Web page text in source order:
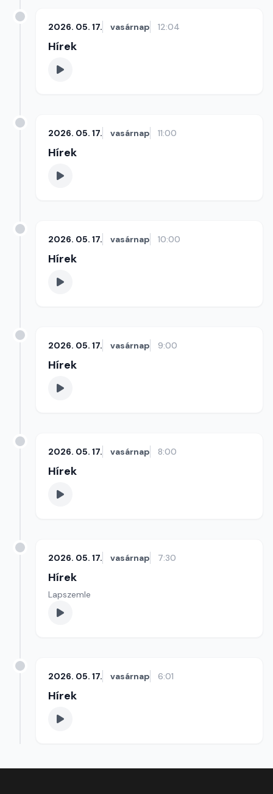
2026. 05. 17. vasárnap 12:04
Hírek
2026. 05. 17. vasárnap 11:00
Hírek
2026. 05. 17. vasárnap 10:00
Hírek
2026. 05. 17. vasárnap 9:00
Hírek
2026. 05. 17. vasárnap 8:00
Hírek
2026. 05. 17. vasárnap 7:30
Hírek
Lapszemle
2026. 05. 17. vasárnap 6:01
Hírek